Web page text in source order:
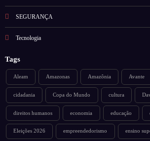
SEGURANÇA
Tecnologia
Tags
Aleam Amazonas Amazônia Avante
cidadania Copa do Mundo cultura
direitos humanos economia educação
Eleições 2026 empreendedorismo ensino